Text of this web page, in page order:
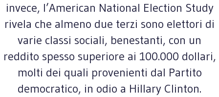
invece, l’American National Election Study
rivela che almeno due terzi sono elettori di
varie classi sociali, benestanti, con un
reddito spesso superiore ai 100.000 dollari,
molti dei quali provenienti dal Partito
democratico, in odio a Hillary Clinton.